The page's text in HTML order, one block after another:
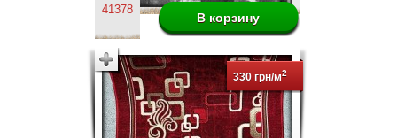
41378
330 грн/м2